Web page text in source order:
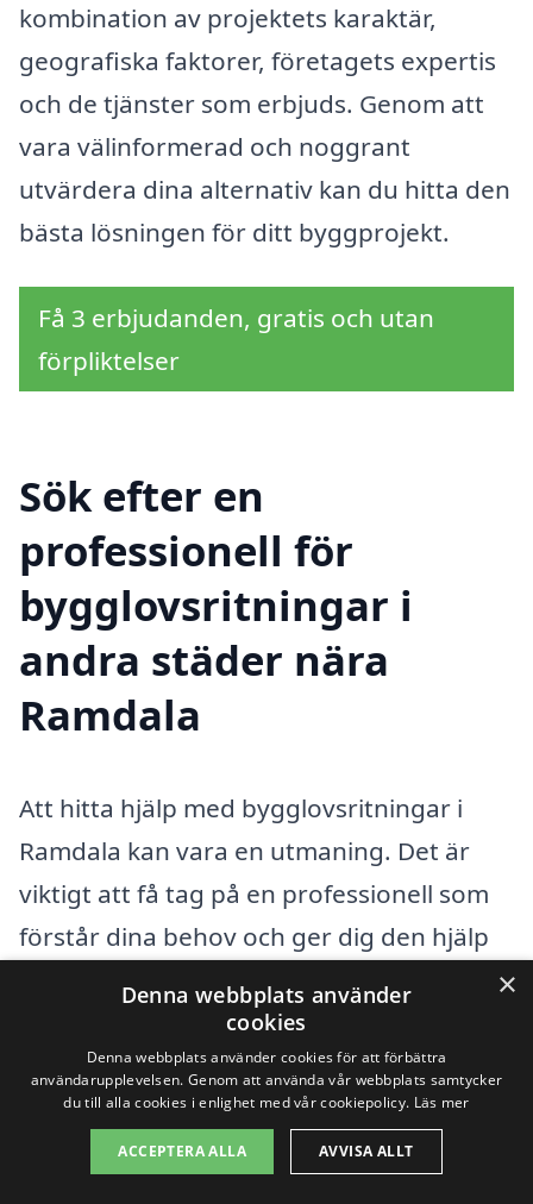
kombination av projektets karaktär,
geografiska faktorer, företagets expertis
och de tjänster som erbjuds. Genom att
vara välinformerad och noggrant
utvärdera dina alternativ kan du hitta den
bästa lösningen för ditt byggprojekt.
Få 3 erbjudanden, gratis och utan
förpliktelser
Sök efter en
professionell för
bygglovsritningar i
andra städer nära
Ramdala
Att hitta hjälp med bygglovsritningar i
Ramdala kan vara en utmaning. Det är
viktigt att få tag på en professionell som
förstår dina behov och ger dig den hjälp
du behöver för att genomföra ditt
byggprojekt. Förutom Ramdala finns det
flera närliggande städer där du kan hitta
kompetenta företag som kan hjälpa dig
med bygglovsritningar. Några av dessa
×
Denna webbplats använder
cookies
Denna webbplats använder cookies för att förbättra
användarupplevelsen. Genom att använda vår webbplats samtycker
du till alla cookies i enlighet med vår cookiepolicy. Läs mer
ACCEPTERA ALLA AVVISA ALLT